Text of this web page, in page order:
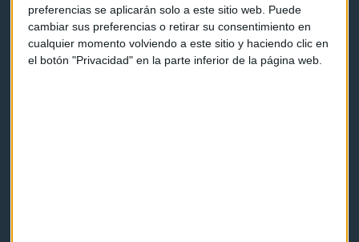
preferencias se aplicarán solo a este sitio web. Puede
cambiar sus preferencias o retirar su consentimiento en
cualquier momento volviendo a este sitio y haciendo clic en
el botón "Privacidad" en la parte inferior de la página web.
Noticias
Eventos